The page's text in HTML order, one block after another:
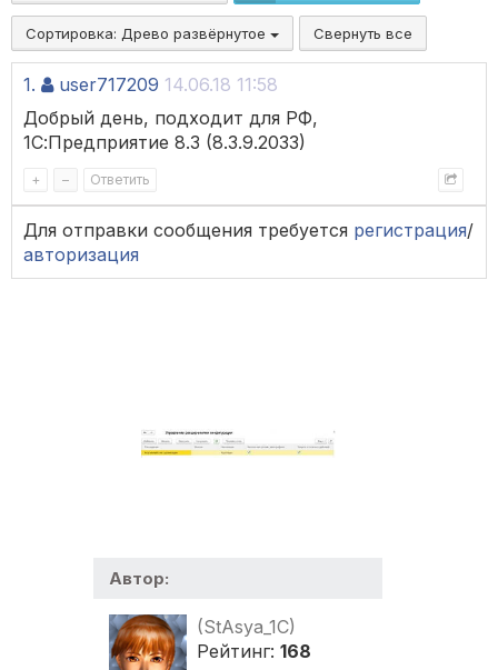
Сортировка: Древо развёрнутое Свернуть все
1. user717209 14.06.18 11:58
Добрый день, подходит для РФ,
1С:Предприятие 8.3 (8.3.9.2033)
+ – Ответить
Для отправки сообщения требуется регистрация/
авторизация
Автор:
(StAsya_1C)
Рейтинг: 168